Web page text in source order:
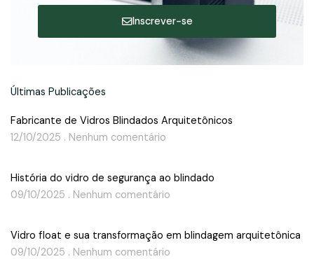
Inscrever-se
Últimas Publicações
Fabricante de Vidros Blindados Arquitetônicos
12/10/2025
Nenhum comentário
História do vidro de segurança ao blindado
09/10/2025
Nenhum comentário
Vidro float e sua transformação em blindagem arquitetônica
09/10/2025
Nenhum comentário